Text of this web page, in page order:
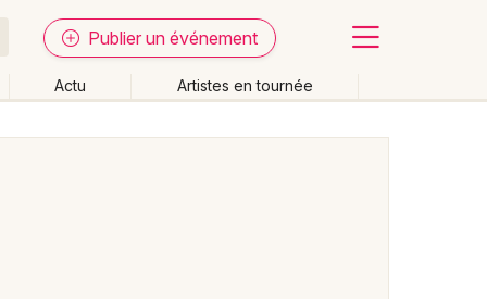
Publier un événement
Actu Artistes en tournée